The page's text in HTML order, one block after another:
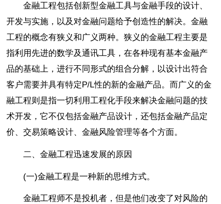
金融工程包括创新型金融工具与金融手段的设计、
开发与实施，以及对金融问题给予创造性的解决。金融
工程的概念有狭义和广义两种。狭义的金融工程主要是
指利用先进的数学及通讯工具，在各种现有基本金融产
品的基础上，进行不同形式的组合分解，以设计出符合
客户需要并具有特定P/L性的新的金融产品。而广义的金
融工程则是指一切利用工程化手段来解决金融问题的技
术开发，它不仅包括金融产品设计，还包括金融产品定
价、交易策略设计、金融风险管理等各个方面。
二、金融工程迅速发展的原因
(一)金融工程是一种新的思维方式。
金融工程师不是投机者，但是他们改变了对风险的